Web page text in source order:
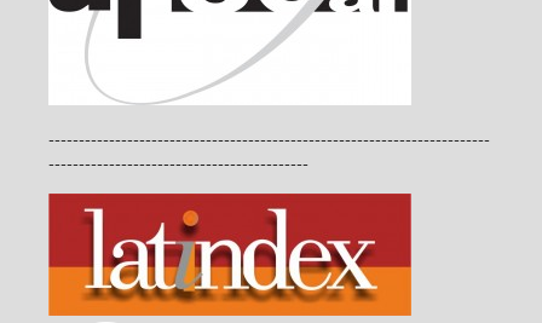
-------------------------------------------------------------------------
-------------------------------------------